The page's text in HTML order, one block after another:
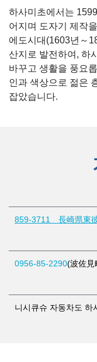
하사미초에서는
어지며 도자기 제작
에도시대(1603년～
산지로 발전하여, 하
바꾸고 생활을 풍요
인과 색상으로 젊은
잡았습니다.
859-3711 長崎県東
0956-85-2290(波佐見
니시큐슈 자동차도 하